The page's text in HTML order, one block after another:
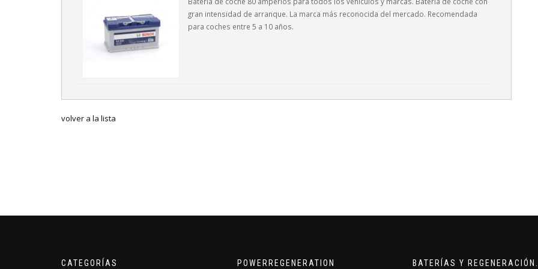
gran intensidad de arranque. La marca más reconocida del mercado. Recomendada
para coches entre 5 a 10 años.
volver a la lista
CATEGORÍAS POWERREGENERATION BATERÍAS Y